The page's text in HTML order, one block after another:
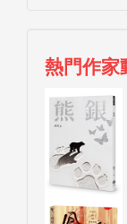
熱門作家